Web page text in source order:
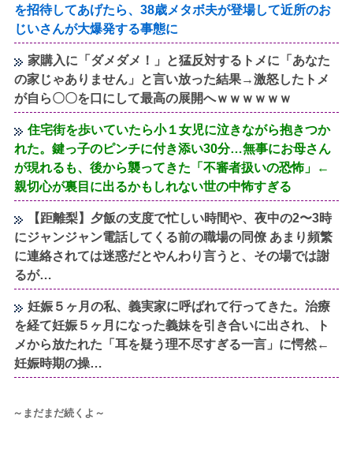
を招待してあげたら、38歳メタボ夫が登場して近所のお
じいさんが大爆発する事態に
家購入に「ダメダメ！」と猛反対するトメに「あなた
の家じゃありません」と言い放った結果→激怒したトメ
が自ら〇〇を口にして最高の展開へｗｗｗｗｗｗ
住宅街を歩いていたら小１女児に泣きながら抱きつか
れた。鍵っ子のピンチに付き添い30分…無事にお母さん
が現れるも、後から襲ってきた「不審者扱いの恐怖」←
親切心が裏目に出るかもしれない世の中怖すぎる
【距離梨】夕飯の支度で忙しい時間や、夜中の2〜3時
にジャンジャン電話してくる前の職場の同僚 あまり頻繁
に連絡されては迷惑だとやんわり言うと、その場では謝
るが…
妊娠５ヶ月の私、義実家に呼ばれて行ってきた。治療
を経て妊娠５ヶ月になった義妹を引き合いに出され、ト
メから放たれた「耳を疑う理不尽すぎる一言」に愕然←
妊娠時期の操…
～まだまだ続くよ～